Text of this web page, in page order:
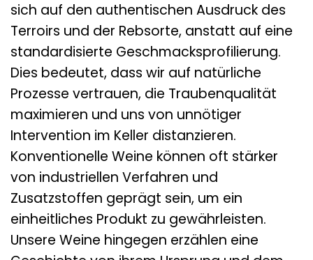
sich auf den authentischen Ausdruck des
Terroirs und der Rebsorte, anstatt auf eine
standardisierte Geschmacksprofilierung.
Dies bedeutet, dass wir auf natürliche
Prozesse vertrauen, die Traubenqualität
maximieren und uns von unnötiger
Intervention im Keller distanzieren.
Konventionelle Weine können oft stärker
von industriellen Verfahren und
Zusatzstoffen geprägt sein, um ein
einheitliches Produkt zu gewährleisten.
Unsere Weine hingegen erzählen eine